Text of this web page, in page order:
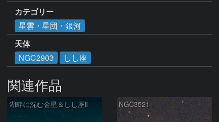
カテゴリー
星雲・星団・銀河
天体
NGC2903
しし座
関連作品
湖畔に沈む金星＆しし座Ⅱ NGC3521